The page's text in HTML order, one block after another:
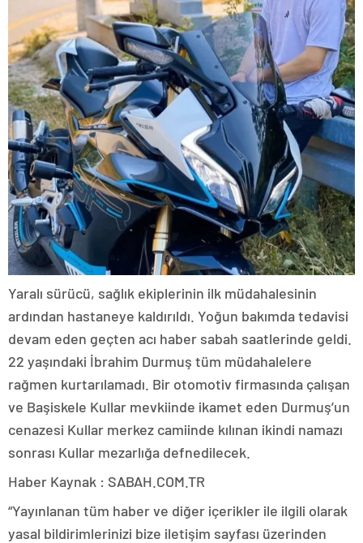
Yaralı sürücü, sağlık ekiplerinin ilk müdahalesinin
ardından hastaneye kaldırıldı. Yoğun bakımda tedavisi
devam eden geçten acı haber sabah saatlerinde geldi.
22 yaşındaki İbrahim Durmuş tüm müdahalelere
rağmen kurtarılamadı. Bir otomotiv firmasında çalışan
ve Başiskele Kullar mevkiinde ikamet eden Durmuş’un
cenazesi Kullar merkez camiinde kılınan ikindi namazı
sonrası Kullar mezarlığa defnedilecek.
Haber Kaynak : SABAH.COM.TR
“Yayınlanan tüm haber ve diğer içerikler ile ilgili olarak
yasal bildirimlerinizi bize iletişim sayfası üzerinden